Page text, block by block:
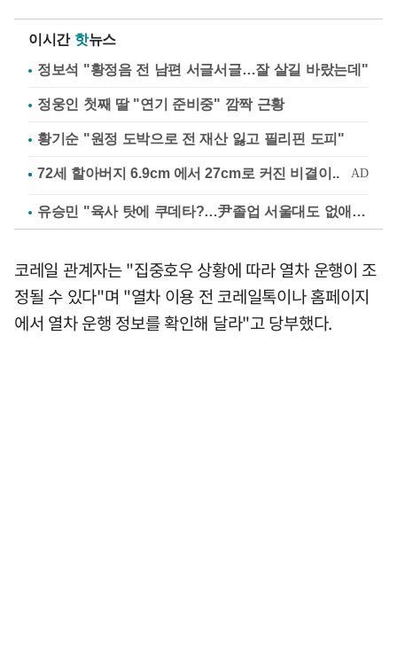
이시간 핫뉴스
정보석 "황정음 전 남편 서글서글…잘 살길 바랐는데"
정웅인 첫째 딸 "연기 준비중" 깜짝 근황
황기순 "원정 도박으로 전 재산 잃고 필리핀 도피"
유승민 "육사 탓에 쿠데타?…尹졸업 서울대도 없애나"
코레일 관계자는 "집중호우 상황에 따라 열차 운행이 조
정될 수 있다"며 "열차 이용 전 코레일톡이나 홈페이지
에서 열차 운행 정보를 확인해 달라"고 당부했다.